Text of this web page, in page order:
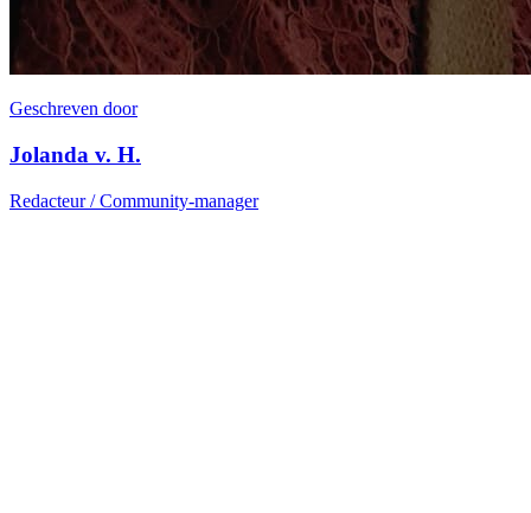
Geschreven door
Jolanda v. H.
Redacteur / Community-manager